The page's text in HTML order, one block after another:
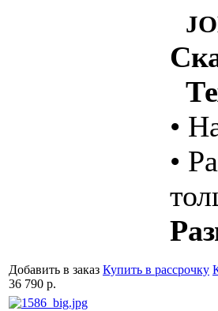
•
•
Добавить в заказ Купить в рассрочку
36 790 р.